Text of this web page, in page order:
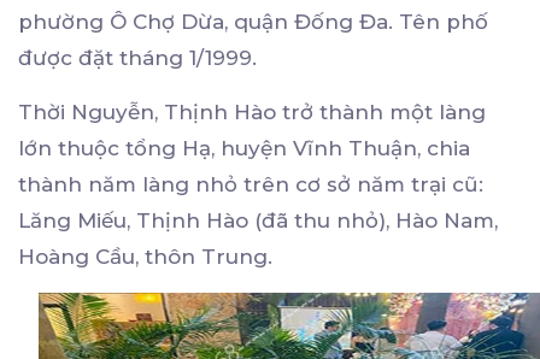
phường Ô Chợ Dừa, quận Đống Đa. Tên phố
được đặt tháng 1/1999.
Thời Nguyễn, Thịnh Hào trở thành một làng
lớn thuộc tổng Hạ, huyện Vĩnh Thuận, chia
thành năm làng nhỏ trên cơ sở năm trại cũ:
Lăng Miếu, Thịnh Hào (đã thu nhỏ), Hào Nam,
Hoàng Cầu, thôn Trung.